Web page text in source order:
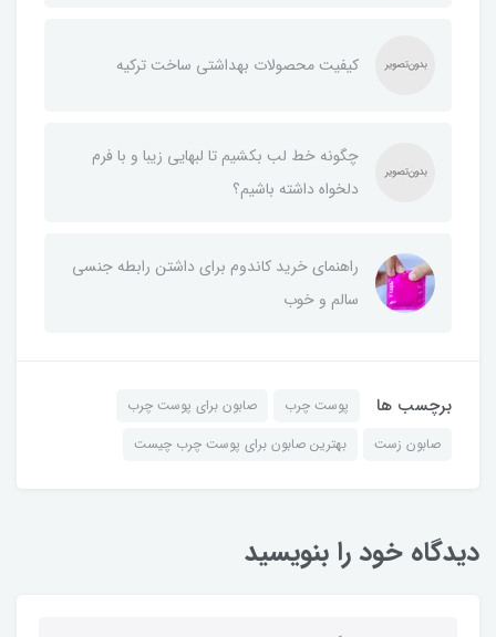
کیفیت محصولات بهداشتی ساخت ترکیه
چگونه خط لب بکشیم تا لبهایی زیبا و با فرم
دلخواه داشته باشیم؟
راهنمای خرید کاندوم برای داشتن رابطه جنسی
سالم و خوب
برچسب ها پوست چرب
صابون برای پوست چرب
صابون زست
بهترین صابون برای پوست چرب چیست
دیدگاه خود را بنویسید